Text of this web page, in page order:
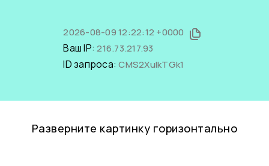
2026-08-09 12:22:12 +0000
Ваш IP:216.73.217.93
ID запроса:CMS2XuIkTGk1
Разверните картинку горизонтально